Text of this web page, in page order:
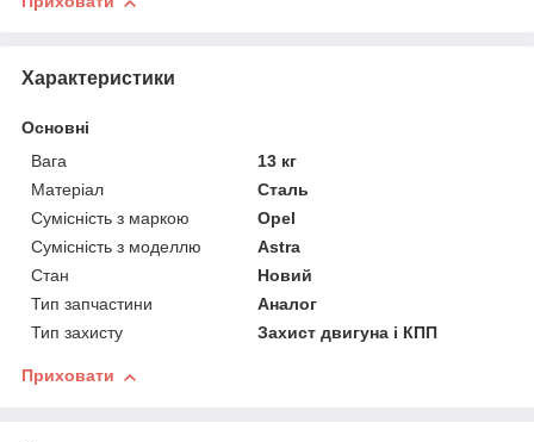
Характеристики
Основні
Вага
13 кг
Матеріал
Сталь
Сумісність з маркою
Opel
Сумісність з моделлю
Astra
Стан
Новий
Тип запчастини
Аналог
Тип захисту
Захист двигуна і КПП
Приховати